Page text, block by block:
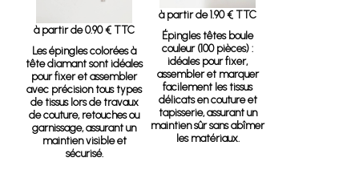
à partir de 0.90 € TTC
Les épingles colorées à
tête diamant sont idéales
pour fixer et assembler
avec précision tous types
de tissus lors de travaux
de couture, retouches ou
garnissage, assurant un
maintien visible et
sécurisé.
à partir de 1.90 € TTC
Épingles têtes boule
couleur (100 pièces):
idéales pour fixer,
assembler et marquer
facilement les tissus
délicats en couture et
tapisserie, assurant un
maintien sûr sans abîmer
les matériaux.